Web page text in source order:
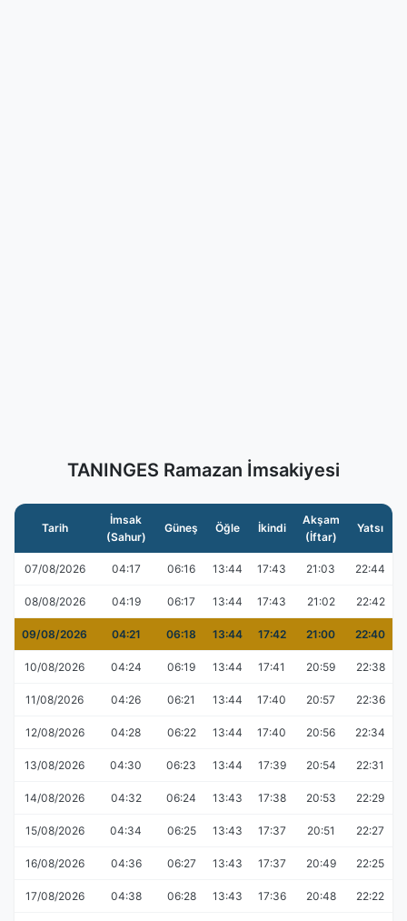
TANINGES Ramazan İmsakiyesi
Tarih
İmsak
(Sahur)
Güneş Öğle İkindi
Akşam
(İftar)
Yatsı
07/08/2026 04:17 06:16 13:44 17:43 21:03 22:44
08/08/2026 04:19 06:17 13:44 17:43 21:02 22:42
09/08/2026 04:21 06:18 13:44 17:42 21:00 22:40
10/08/2026 04:24 06:19 13:44 17:41 20:59 22:38
11/08/2026 04:26 06:21 13:44 17:40 20:57 22:36
12/08/2026 04:28 06:22 13:44 17:40 20:56 22:34
13/08/2026 04:30 06:23 13:44 17:39 20:54 22:31
14/08/2026 04:32 06:24 13:43 17:38 20:53 22:29
15/08/2026 04:34 06:25 13:43 17:37 20:51 22:27
16/08/2026 04:36 06:27 13:43 17:37 20:49 22:25
17/08/2026 04:38 06:28 13:43 17:36 20:48 22:22